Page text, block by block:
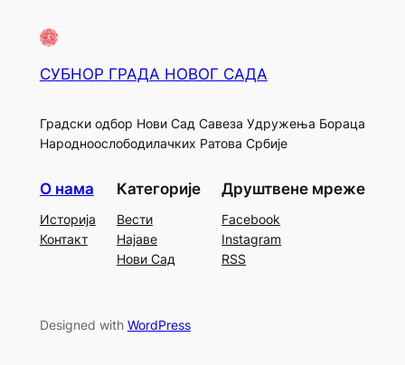
СУБНОР ГРАДА НОВОГ САДА
Градски одбор Нови Сад Савеза Удружења Бораца
Народноослободилачких Ратова Србије
О нама
Историја
Контакт
Категорије
Вести
Најаве
Нови Сад
Друштвене мреже
Facebook
Instagram
RSS
Designed with WordPress